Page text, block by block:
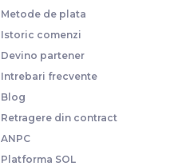
Metode de plata
Istoric comenzi
Devino partener
Intrebari frecvente
Blog
Retragere din contract
ANPC
Platforma SOL